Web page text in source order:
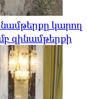
կարող
զինամթերքի